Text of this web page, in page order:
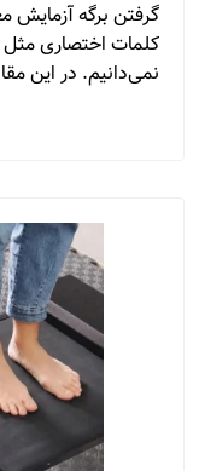
گرفتن برگه آزمایش
نمی‌دانیم. در این